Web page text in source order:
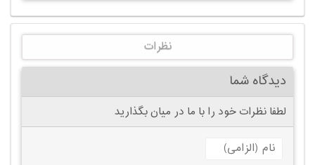
نظرات
دیدگاه شما
لطفا نظرات خود را با ما در میان بگذارید